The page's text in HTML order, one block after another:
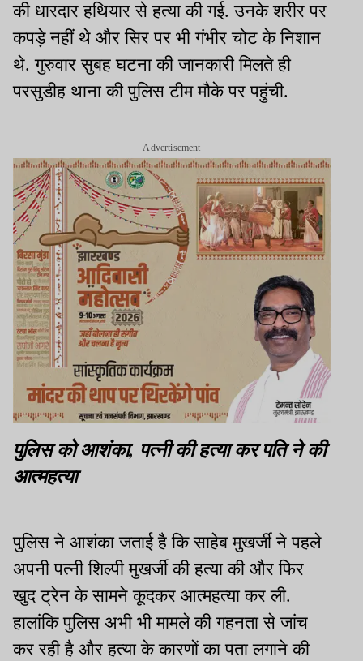
की धारदार हथियार से हत्या की गई. उनके शरीर पर
कपड़े नहीं थे और सिर पर भी गंभीर चोट के निशान
थे. गुरुवार सुबह घटना की जानकारी मिलते ही
परसुडीह थाना की पुलिस टीम मौके पर पहुंची.
Advertisement
पुलिस को आशंका, पत्नी की हत्या कर पति ने की
आत्महत्या
पुलिस ने आशंका जताई है कि साहेब मुखर्जी ने पहले
अपनी पत्नी शिल्पी मुखर्जी की हत्या की और फिर
खुद ट्रेन के सामने कूदकर आत्महत्या कर ली.
हालांकि पुलिस अभी भी मामले की गहनता से जांच
कर रही है और हत्या के कारणों का पता लगाने की